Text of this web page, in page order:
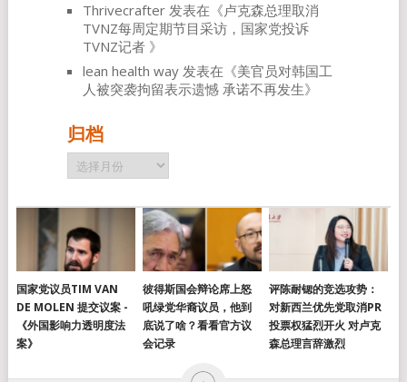
Thrivecrafter发表在《卢克森总理取消
TVNZ每周定期节目采访，国家党投诉
TVNZ记者 》
lean health way发表在《美官员对韩国工
人被突袭拘留表示遗憾 承诺不再发生》
归档
归
档
国家党议员TIM VAN
DE MOLEN 提交议案 -
《外国影响力透明度法
案》
彼得斯国会辩论席上怒
吼绿党华裔议员，他到
底说了啥？看看官方议
会记录
评陈耐锶的竞选攻势：
对新西兰优先党取消PR
投票权猛烈开火 对卢克
森总理言辞激烈